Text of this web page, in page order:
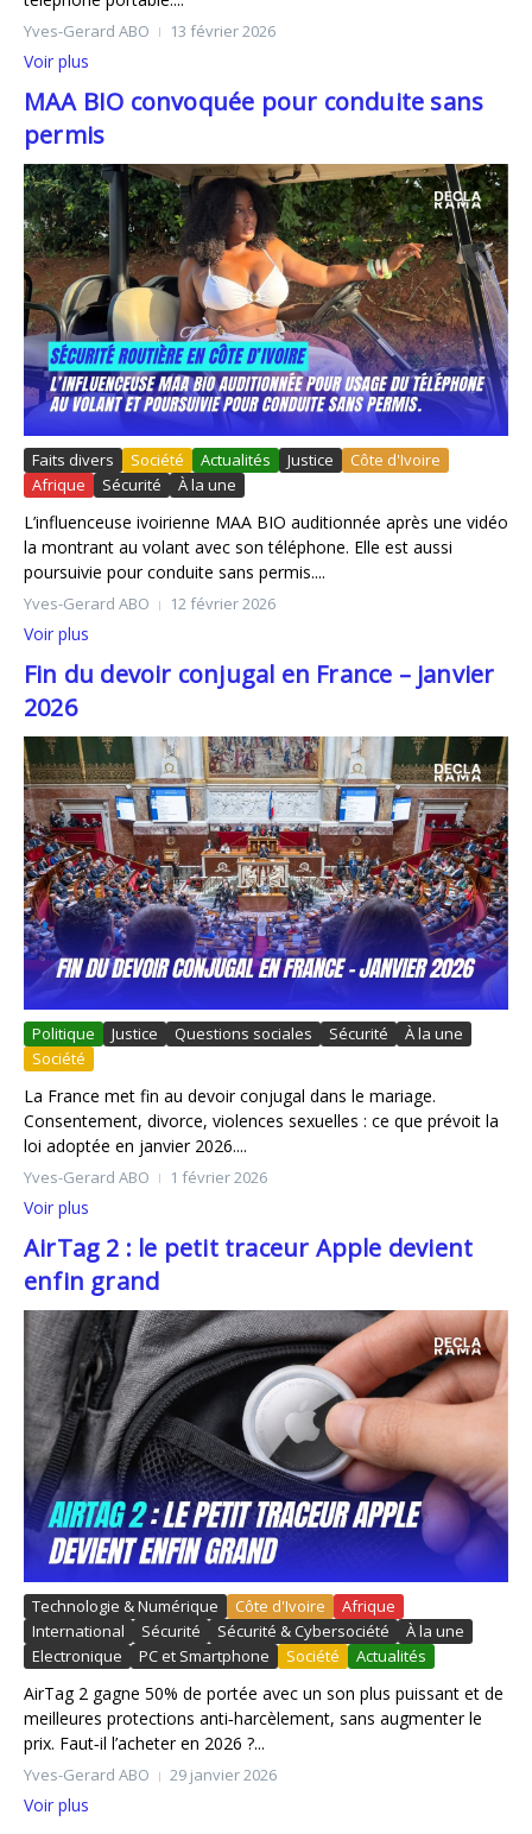
Yves-Gerard ABO 13 février 2026
Voir plus
MAA BIO convoquée pour conduite sans
permis
Faits divers Société Actualités Justice
Côte d'Ivoire
Afrique
Sécurité À la une
L’influenceuse ivoirienne MAA BIO auditionnée après une vidéo
la montrant au volant avec son téléphone. Elle est aussi
poursuivie pour conduite sans permis....
Yves-Gerard ABO 12 février 2026
Voir plus
Fin du devoir conjugal en France – janvier
2026
Politique Justice Questions sociales Sécurité
À la une
Société
La France met fin au devoir conjugal dans le mariage.
Consentement, divorce, violences sexuelles : ce que prévoit la
loi adoptée en janvier 2026....
Yves-Gerard ABO 1 février 2026
Voir plus
AirTag 2 : le petit traceur Apple devient
enfin grand
Technologie & Numérique Côte d'Ivoire
Afrique
International
Sécurité Sécurité & Cybersociété
À la une
Electronique
PC et Smartphone Société Actualités
AirTag 2 gagne 50% de portée avec un son plus puissant et de
meilleures protections anti‑harcèlement, sans augmenter le
prix. Faut‑il l’acheter en 2026 ?...
Yves-Gerard ABO 29 janvier 2026
Voir plus